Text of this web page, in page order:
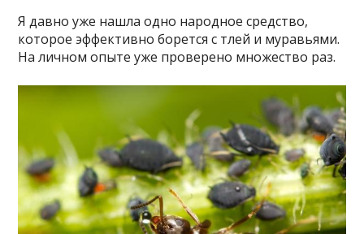
Я давно уже нашла одно народное средство,
которое эффективно борется с тлей и муравьями.
На личном опыте уже проверено множество раз.